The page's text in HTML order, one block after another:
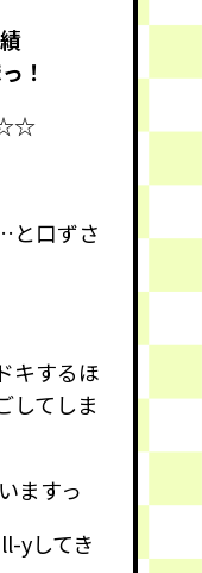
！
と口ずさ
キするほ
してしま
ますっ
yしてき